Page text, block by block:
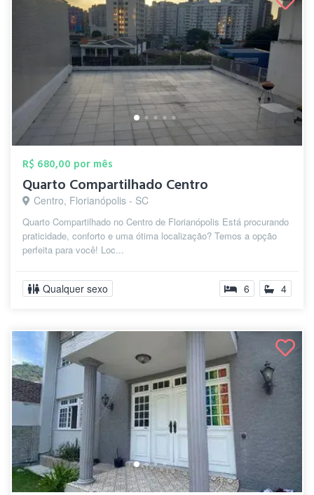
R$ 680,00 por mês
Quarto Compartilhado Centro
Centro, Florianópolis - SC
Quarto Compartilhado no Centro de Florianópolis Está procurando
praticidade, conforto e uma ótima localização? Temos a opção
perfeita para você! Loc...
Qualquer sexo 6 4